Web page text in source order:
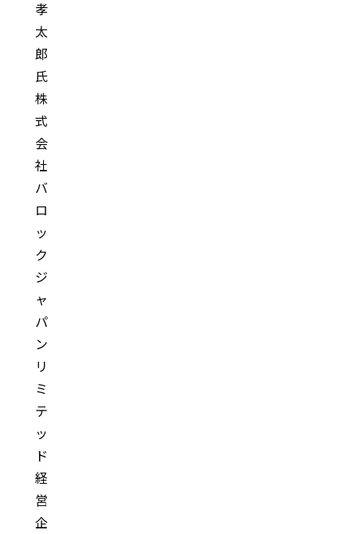
孝
太
郎
氏
株
式
会
社
バ
ロ
ッ
ク
ジ
ャ
パ
ン
リ
ミ
テ
ッ
ド
経
営
企